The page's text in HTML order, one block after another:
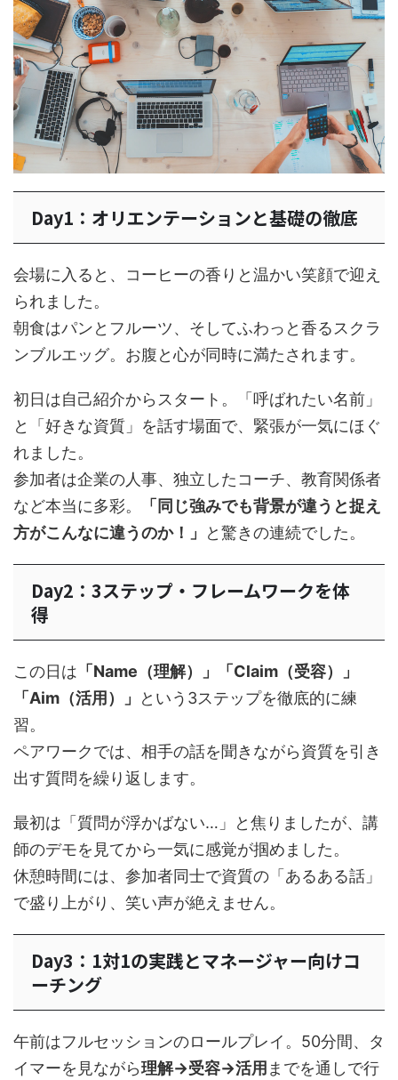
Day1：オリエンテーションと基礎の徹底
会場に入ると、コーヒーの香りと温かい笑顔で迎え
られました。
朝食はパンとフルーツ、そしてふわっと香るスクラ
ンブルエッグ。お腹と心が同時に満たされます。
初日は自己紹介からスタート。「呼ばれたい名前」
と「好きな資質」を話す場面で、緊張が一気にほぐ
れました。
参加者は企業の人事、独立したコーチ、教育関係者
など本当に多彩。
「同じ強みでも背景が違うと捉え
方がこんなに違うのか！」
と驚きの連続でした。
Day2：3ステップ・フレームワークを体
得
この日は 「Name（理解）」「Claim（受容）」
「Aim（活用）」
という3ステップを徹底的に練
習。
ペアワークでは、相手の話を聞きながら資質を引き
出す質問を繰り返します。
最初は「質問が浮かばない…」と焦りましたが、講
師のデモを見てから一気に感覚が掴めました。
休憩時間には、参加者同士で資質の「あるある話」
で盛り上がり、笑い声が絶えません。
Day3：1対1の実践とマネージャー向けコ
ーチング
午前はフルセッションのロールプレイ。50分間、タ
イマーを見ながら理解→受容→活用 までを通しで行